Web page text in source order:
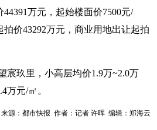
万元，起始楼面价7500元/
价43292万元，商业用地出让起拍
宸玖里，小高层均价1.9万~2.0万
万元/㎡。
来源：都市快报 作者：记者 许晖 编辑：郑海云